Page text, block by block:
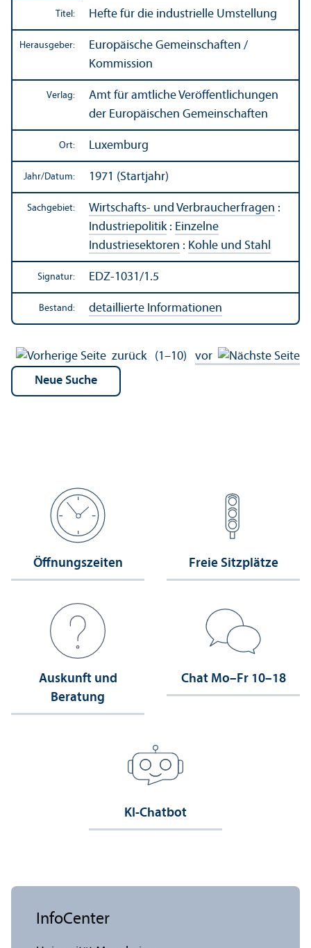
Titel: Hefte für die industrielle Umstellung
Herausgeber:
Europäische Gemeinschaften /
Kommission
Verlag:
Amt für amtliche Veröffentlichungen
der Europäischen Gemeinschaften
Ort: Luxemburg
Jahr/Datum: 1971 (Startjahr)
Sachgebiet: Wirtschafts- und Verbraucherfragen :
Industriepolitik: Einzelne
Industriesektoren : Kohle und Stahl
Signatur: EDZ-1031/1.5
Bestand: detaillierte Informationen
zurück (1–10) vor
Öffnungs­zeiten Freie Sitzplätze
Auskunft und
Beratung
Chat Mo–Fr 10–18
KI-Chatbot
InfoCenter